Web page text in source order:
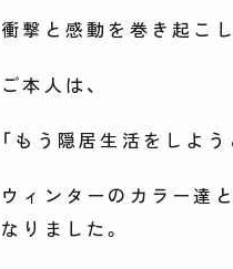
衝撃と感動を巻き起こ
ご本人は、
「もう隠居生活をしよ
ウィンターのカラー達
なりました。